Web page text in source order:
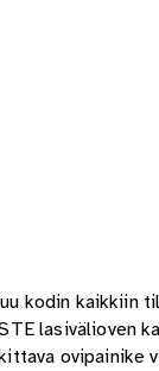
kodin kaikkiin
lasivälioven
ovipainike